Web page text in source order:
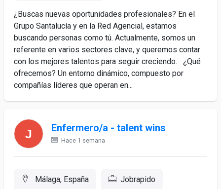
¿Buscas nuevas oportunidades profesionales? En el
Grupo Santalucía y en la Red Agencial, estamos
buscando personas como tú. Actualmente, somos un
referente en varios sectores clave, y queremos contar
con los mejores talentos para seguir creciendo. ¿Qué
ofrecemos? Un entorno dinámico, compuesto por
compañías líderes que operan en...
Enfermero/a - talent wins
Hace 1 semana
Málaga, España Jobrapido